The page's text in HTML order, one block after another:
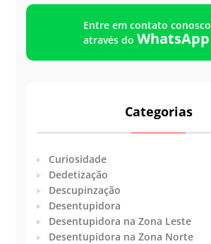
Entre em contato conosco
através do WhatsApp
Categorias
Curiosidade
Dedetização
Descupinzação
Desentupidora
Desentupidora na Zona Leste
Desentupidora na Zona Norte